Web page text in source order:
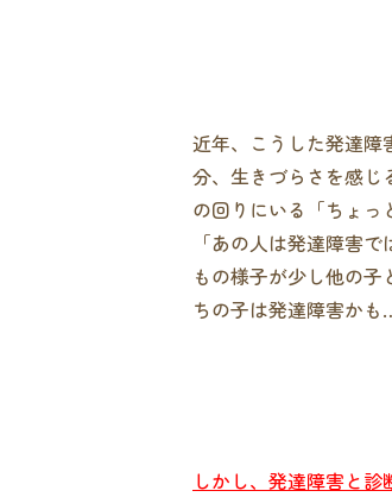
近年、こうした発達障
分、生きづらさを感
の回りにいる「ちょっ
「あの人は発達障害
もの様子が少し他の
ちの子は発達障害かも
しかし、発達障害と